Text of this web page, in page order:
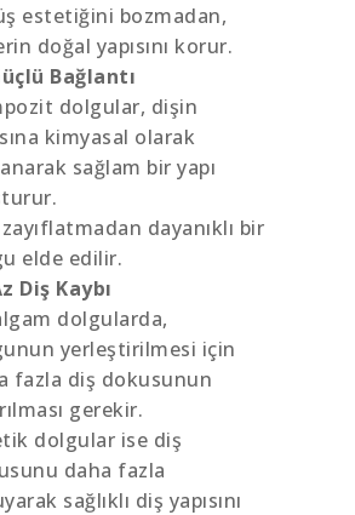
estetiğini bozmadan,
doğal yapısını korur.
Bağlantı
dolgular, dişin
kimyasal olarak
sağlam bir yapı
dayanıklı bir
elde edilir.
Diş Kaybı
dolgularda,
yerleştirilmesi için
fazla diş dokusunun
gerekir.
dolgular ise diş
daha fazla
sağlıklı diş yapısını